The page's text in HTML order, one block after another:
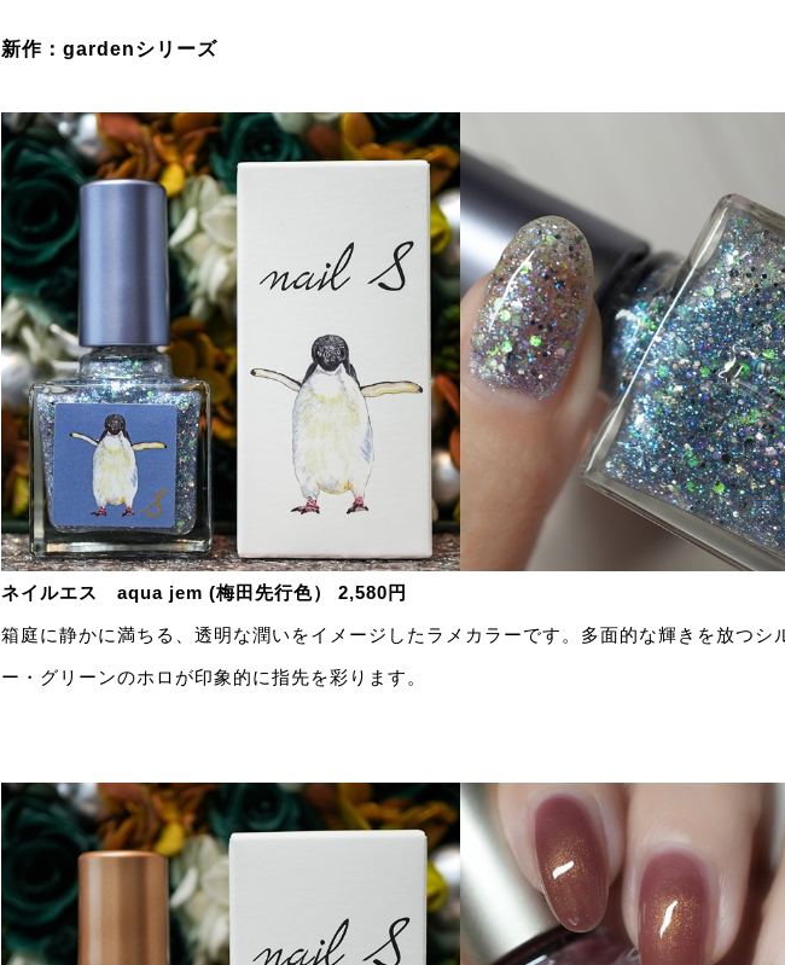
新作：gardenシリーズ
ネイルエス aqua jem (梅田先行色） 2,580円
箱庭に静かに満ちる、透明な潤いをイメージしたラメカラーです。多面的な輝きを放つシ
ー・グリーンのホロが印象的に指先を彩ります。